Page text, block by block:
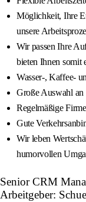
Möglichkeit, Ihre
unsere
Wir passen Ihre
bieten Ihnen somit
Wasser-, Kaffee-
Große Auswahl an
Regelmäßige
Gute
Wir leben
humorvollen
Senior CRM
Arbeitgeber: